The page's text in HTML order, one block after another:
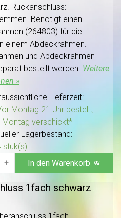
Rückanschluss:
Benötigt einen
(264803) für die
einem Abdeckrahmen.
und Abdeckrahmen
bestellt werden. Weitere
»
Lieferzeit:
Montag 21 Uhr bestellt,
Montag verschickt*
Lagerbestand:
stuk(s)
+ In den Warenkorb
1fach schwarz